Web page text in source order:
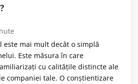
este mai mult decât o simplă
Este măsura în care
cu calitățile distincte ale
companiei tale. O conștientizare